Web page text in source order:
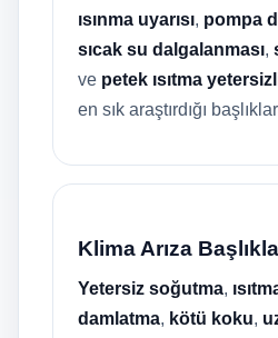
ısınma uyarısı, pompa
sıcak su dalgalanması,
ve petek ısıtma
en sık araştırdığı
Klima Arıza
Yetersiz soğutma,
damlatma, kötü koku,